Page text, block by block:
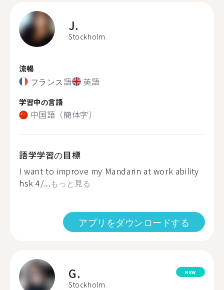
J.
Stockholm
流暢
フランス語 英語
学習中の言語
中国語（簡体字）
語学学習の目標
I want to improve my Mandarin at work ability
hsk 4/...もっと見る
アプリをダウンロードする
G.
Stockholm
NEW